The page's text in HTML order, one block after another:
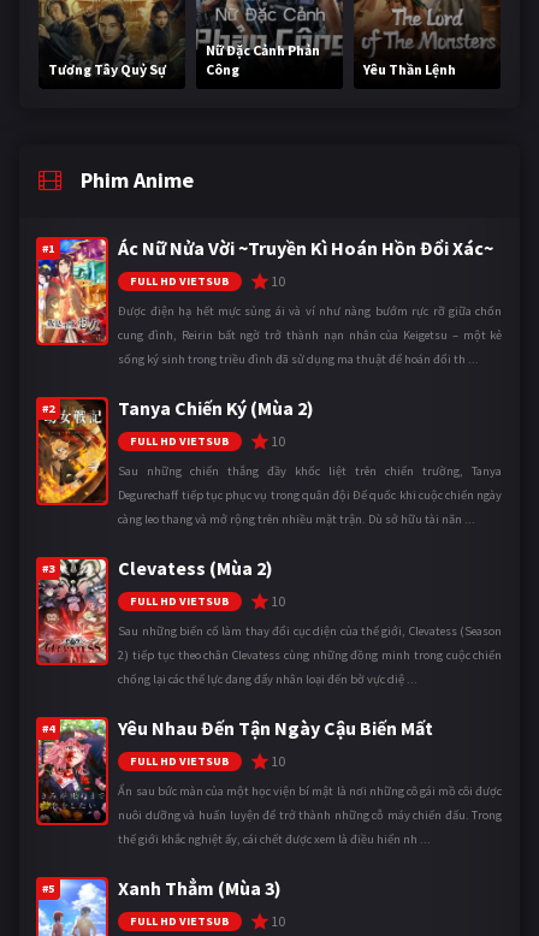
Tương Tây Quỷ Sự
Nữ Đặc Cảnh Phản
Công
Yêu Thần Lệnh
Phim Anime
#1 Ác Nữ Nửa Vời ~Truyền Kì Hoán Hồn Đổi Xác~
FULL HD VIETSUB 10
Được điện hạ hết mực sủng ái và ví như nàng bướm rực rỡ giữa chốn
cung đình, Reirin bất ngờ trở thành nạn nhân của Keigetsu – một kẻ
sống ký sinh trong triều đình đã sử dụng ma thuật để hoán đổi th ...
#2 Tanya Chiến Ký (Mùa 2)
FULL HD VIETSUB 10
Sau những chiến thắng đầy khốc liệt trên chiến trường, Tanya
Degurechaff tiếp tục phục vụ trong quân đội Đế quốc khi cuộc chiến ngày
càng leo thang và mở rộng trên nhiều mặt trận. Dù sở hữu tài năn ...
#3 Clevatess (Mùa 2)
FULL HD VIETSUB 10
Sau những biến cố làm thay đổi cục diện của thế giới, Clevatess (Season
2) tiếp tục theo chân Clevatess cùng những đồng minh trong cuộc chiến
chống lại các thế lực đang đẩy nhân loại đến bờ vực diệ ...
#4 Yêu Nhau Đến Tận Ngày Cậu Biến Mất
FULL HD VIETSUB 10
Ẩn sau bức màn của một học viện bí mật là nơi những cô gái mồ côi được
nuôi dưỡng và huấn luyện để trở thành những cỗ máy chiến đấu. Trong
thế giới khắc nghiệt ấy, cái chết được xem là điều hiển nh ...
#5 Xanh Thẳm (Mùa 3)
FULL HD VIETSUB 10